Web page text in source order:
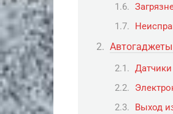
Автогаджеты
Выход